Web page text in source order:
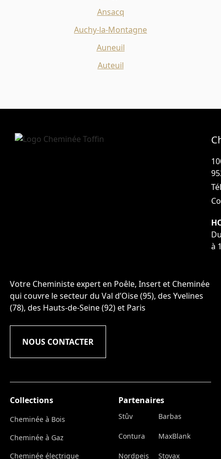
Ansacq
Auchy-la-Montagne
Auneuil
Auteuil
à
Votre Cheministe expert en Poêle, Insert et Cheminée
qui couvre le secteur du Val d’Oise (95), des Yvelines
(78), des Hauts-de-Seine (92) et Paris
NOUS CONTACTER
Collections
Cheminée à Bois
Cheminée à Gaz
Cheminée électrique
Partenaires
Stûv Barbas
Contura MaxBlank
Nordpeis Stovax